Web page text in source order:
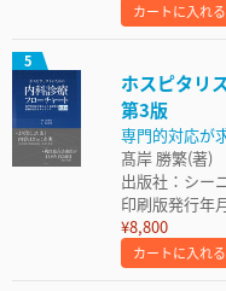
カートに入れる
5
ホスピタリ
第3版
専門的対応が
髙岸 勝繁(著)
出版社：シー
印刷版発行年
¥8,800
カートに入れる